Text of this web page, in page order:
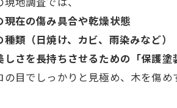
現地調査では、
現在の傷み具合や乾燥状態
種類（日焼け、カビ、雨染みなど）
しさを長持ちさせるための「保護塗
の目でしっかりと見極め、木を傷